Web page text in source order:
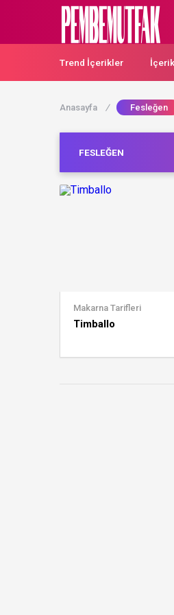
Trend İçerikler
Anasayfa / Fesleğen
FESLEĞEN
Makarna Tarifleri
Timballo